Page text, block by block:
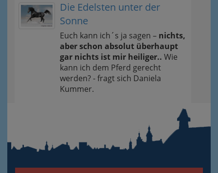
Die Edelsten unter der
Sonne
Euch kann ich´s ja sagen – nichts,
aber schon absolut überhaupt
gar nichts ist mir heiliger.. Wie
kann ich dem Pferd gerecht
werden? - fragt sich Daniela
Kummer.